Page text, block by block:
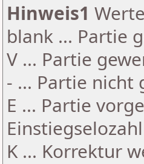
Hinweis1
blank ... Partie
V ... Partie
- ... Partie nicht
E ... Partie
K ... Korrektur